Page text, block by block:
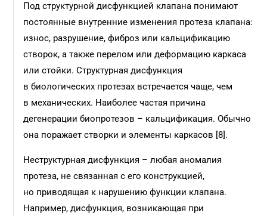
Под структурной дисфункцией клапана понимают
постоянные внутренние изменения протеза клапана:
износ, разрушение, фиброз или кальцификацию
створок, а также перелом или деформацию каркаса
или стойки. Структурная дисфункция
в биологических протезах встречается чаще, чем
в механических. Наиболее частая причина
дегенерации биопротезов – кальцификация. Обычно
она поражает створки и элементы каркасов [8].
Неструктурная дисфункция – любая аномалия
протеза, не связанная с его конструкцией,
но приводящая к нарушению функции клапана.
Например, дисфункция, возникающая при